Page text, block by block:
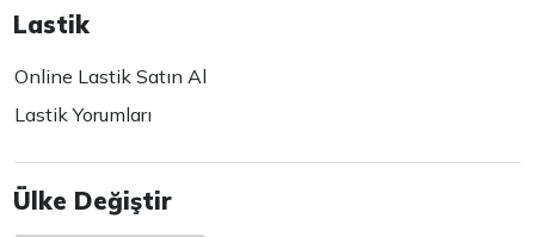
Lastik
Online Lastik Satın Al
Lastik Yorumları
Ülke Değiştir